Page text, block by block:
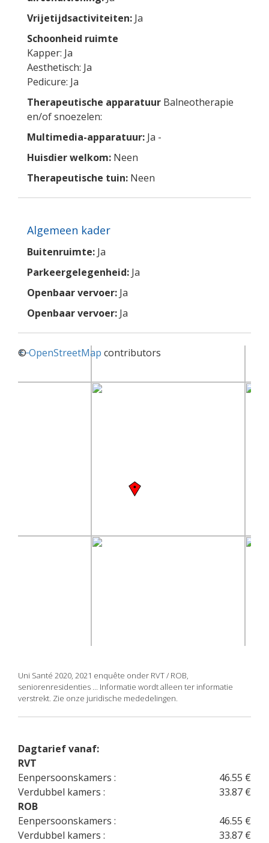
Vrijetijdsactiviteiten: Ja
Schoonheid ruimte
Kapper: Ja
Aesthetisch: Ja
Pedicure: Ja
Therapeutische apparatuur Balneotherapie
en/of snoezelen:
Multimedia-apparatuur: Ja -
Huisdier welkom: Neen
Therapeutische tuin: Neen
Algemeen kader
Buitenruimte: Ja
Parkeergelegenheid: Ja
Openbaar vervoer: Ja
Openbaar vervoer: Ja
+−
©OpenStreetMap contributors
Uni Santé 2020, 2021 enquête onder RVT / ROB,
seniorenresidenties ... Informatie wordt alleen ter informatie
verstrekt. Zie onze juridische mededelingen.
Dagtarief vanaf:
RVT
Eenpersoonskamers :
46.55 €
Verdubbel kamers :
33.87 €
ROB
Eenpersoonskamers :
46.55 €
Verdubbel kamers :
33.87 €